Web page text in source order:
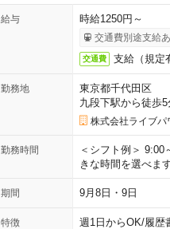
給与 時給1250円～
交通費別途支給
交通費 支給（規定
勤務地
東京都千代田区
九段下駅から徒歩5
株式会社ライブパ
勤務時間
＜シフト例＞ 9:00
きな時間を選べま
期間 9月8日・9日
特徴 週1日からOK/履歴